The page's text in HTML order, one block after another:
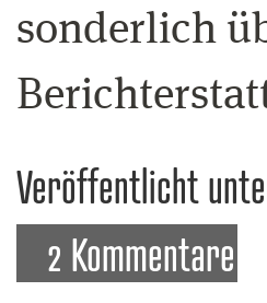
sonderlich
Veröffentlicht
2 Kommentare